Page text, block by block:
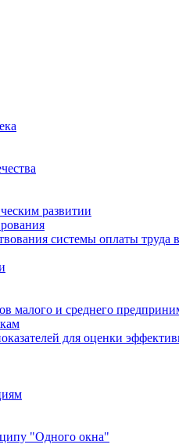
развитии
системы оплаты
малого и среднего
для оценки
"Oдного окна"